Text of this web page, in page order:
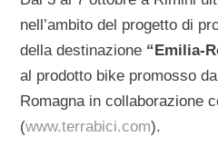
nell’ambito del progetto di
della destinazione “Emilia-
al prodotto bike promosso
Romagna in collaborazione
(www.terrabici.com).